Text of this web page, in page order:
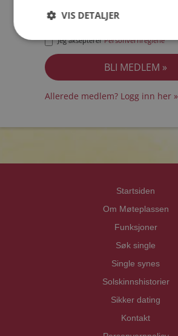
Jeg akseptererPersonvernreglene
Allerede medlem? Logg inn her »
Startsiden
Om Møteplassen
Funksjoner
Søk single
Single synes
Solskinnshistorier
Sikker dating
Kontakt
VIS DETALJER